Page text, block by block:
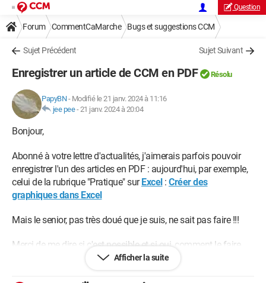
Question
Forum CommentCaMarche Bugs et suggestions CCM
Sujet Précédent Sujet Suivant
Enregistrer un article de CCM en PDF Résolu
PapyBN- Modifié le 21 janv. 2024 à 11:16
jee pee-21 janv. 2024 à 20:04
Bonjour,
Abonné à votre lettre d'actualités, j'aimerais parfois pouvoir
enregistrer l'un des articles en PDF : aujourd'hui, par exemple,
celui de la rubrique "Pratique" surExcel: Créer des
graphiques dans Excel
Mais le senior, pas très doué que je suis, ne sait pas faire !!!
Merci de me dire si c'est possible et si oui, comment le faire.
Afficher la suite